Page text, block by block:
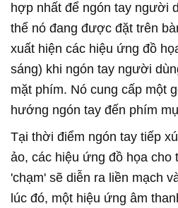
hợp nhất để ngón tay người
thể nó đang được đặt trên
xuất hiện các hiệu ứng đồ
sáng) khi ngón tay người
mặt phím. Nó cung cấp một
hướng ngón tay đến phím
Tại thời điểm ngón tay tiếp
ảo, các hiệu ứng đồ họa
'chạm' sẽ diễn ra liền mạch
lúc đó, một hiệu ứng âm